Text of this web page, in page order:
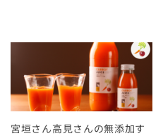
宮垣さん高見さんの無添加す